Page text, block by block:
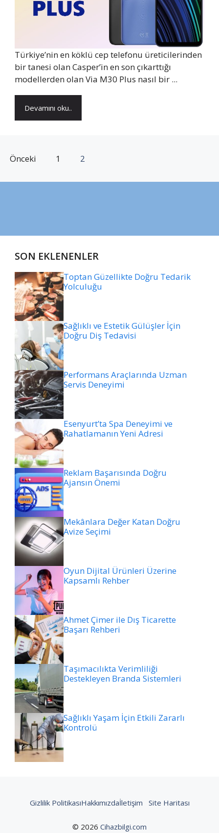
Türkiye’nin en köklü cep telefonu üreticilerinden
bir tanesi olan Casper’in en son çıkarttığı
modellerden olan Via M30 Plus nasıl bir ...
Devamını oku..
Önceki 1 2
SON EKLENENLER
Toptan Güzellikte Doğru Tedarik
Yolculuğu
Sağlıklı ve Estetik Gülüşler İçin
Doğru Diş Tedavisi
Performans Araçlarında Uzman
Servis Deneyimi
Esenyurt’ta Spa Deneyimi ve
Rahatlamanın Yeni Adresi
Reklam Başarısında Doğru
Ajansın Önemi
Mekânlara Değer Katan Doğru
Avize Seçimi
Oyun Dijital Ürünleri Üzerine
Kapsamlı Rehber
Ahmet Çimer ile Dış Ticarette
Başarı Rehberi
Taşımacılıkta Verimliliği
Destekleyen Branda Sistemleri
Sağlıklı Yaşam İçin Etkili Zararlı
Kontrolü
© 2026 Cihazbilgi.com
Gizlilik PolitikasıHakkımızdaİletişim Site Haritası